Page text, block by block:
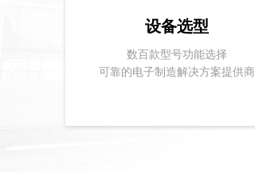
设备选型
数百款型号功能选择
可靠的电子制造解决方案提供商